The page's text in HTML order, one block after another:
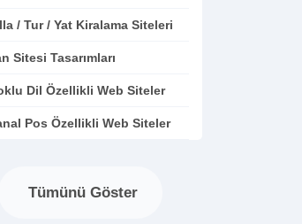
/ Tur / Yat Kiralama Siteleri
Sitesi Tasarımları
Dil Özellikli Web Siteler
Pos Özellikli Web Siteler
Tümünü Göster